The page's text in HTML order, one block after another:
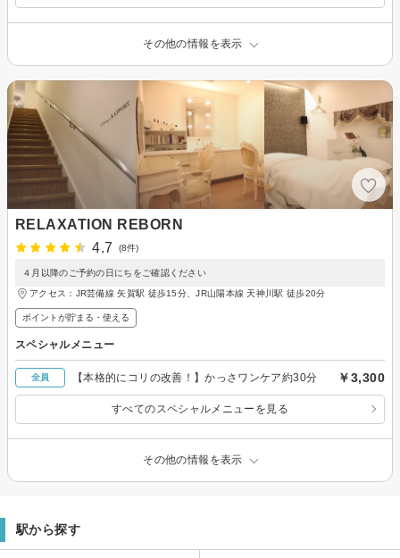
その他の情報を表示
RELAXATION REBORN
4.7
(8件)
４月以降のご予約の日にちをご確認ください
アクセス：JR芸備線 矢賀駅 徒歩15分、JR山陽本線 天神川駅 徒歩20分
ポイントが貯まる・使える
スペシャルメニュー
全員 【本格的にコリの改善！】かっさワンケア約30分 ￥3,300
すべてのスペシャルメニューを見る
その他の情報を表示
駅から探す